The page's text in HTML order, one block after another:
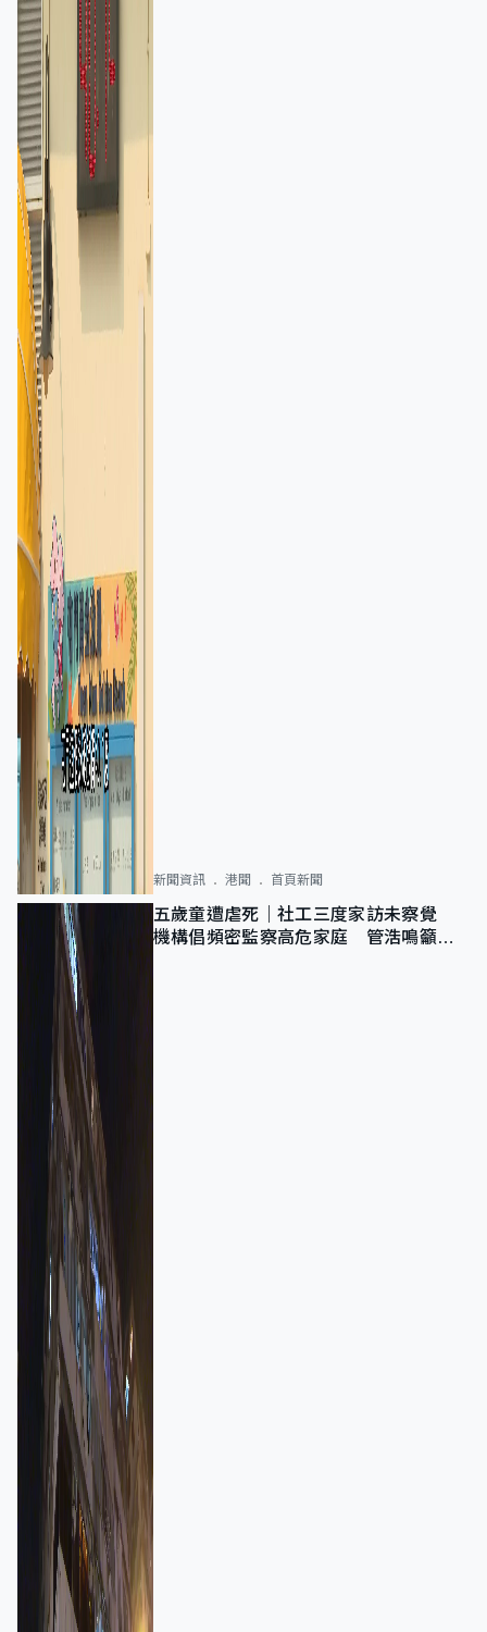
新聞資訊 港聞 首頁新聞
五歲童遭虐死｜社工三度家訪未察覺
機構倡頻密監察高危家庭 管浩鳴籲加